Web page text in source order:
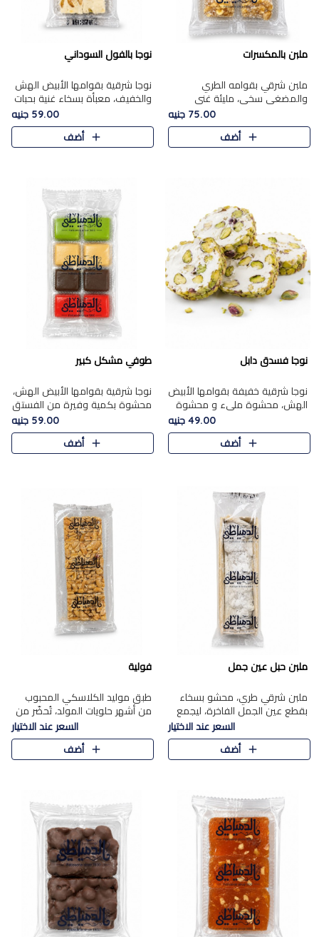
ملبن بالمكسرات
ملبن شرقي بقوامه الطري
والمضغي سخي، مليئة غني
بتشكيلة فاخرة من المكسرات
مشكلة المختارة التي تقدم تضيف
قرمشة مميزة مرضية ونكهة
75.00 جنيه
أضف
نوجا بالفول السوداني
نوجا شرقية بقوامها الأبيض الهش
والخفيف، معبأة بسخاء غنية بحبات
الفول السوداني المحمص التي
يقدم تضيف قرمشة مميزة مرضية
وتوازنًا رائعًا مع حلا..
59.00 جنيه
أضف
نوجا فسدق دابل
نوجا شرقية خفيفة بقوامها الأبيض
الهش، محشوة مليء و محشوة
بـكمية وفيرة من الفستق الفاخر
لتمنحك نكهة مكسرات غنية
وقرمشة مميزة في كل قطعة و
49.00 جنيه
أضف
طوفي مشكل كبير
نوجا شرقية بقوامها الأبيض الهش،
محشوة بكمية وفيرة من الفستق
الفاخر لتمنحك نكهة غنية وقرمشة
مميزة في كل قطعة، لتجربة تجمع
بين الفخامة والمذاق..
59.00 جنيه
أضف
ملبن حبل عين جمل
ملبن شرقي طري، محشو بسخاء
بقطع عين الجمل الفاخرة، ليجمع
بين القوام الناعم وقرمشة الجوز
في مذاق شرقي أصيل.
السعر عند الاختيار
أضف
فولية
طبق موليد الكلاسكي المحبوب
من أشهر حلويات المولد، تُحضّر من
فول سوداني محمص بعناية
ومغلف بطبقة رقيقة من السكر
المكرمل، لتمنحك قرمشة أصيلة
السعر عند الاختيار
أضف